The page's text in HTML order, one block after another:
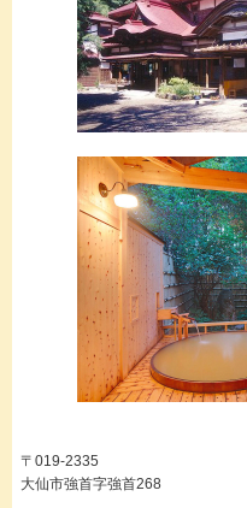
〒019-2335
大仙市強首字強首268